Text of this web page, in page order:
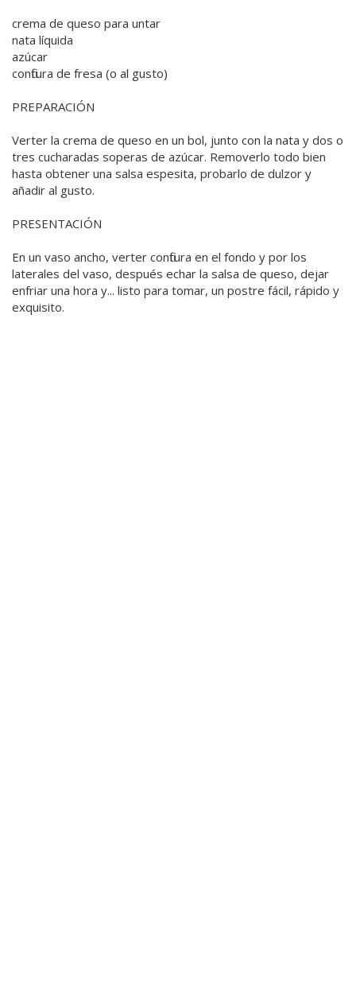
crema de queso para untar
nata líquida
azúcar
confitura de fresa (o al gusto)
PREPARACIÓN
Verter la crema de queso en un bol, junto con la nata y dos o
tres cucharadas soperas de azúcar. Removerlo todo bien
hasta obtener una salsa espesita, probarlo de dulzor y
añadir al gusto.
PRESENTACIÓN
En un vaso ancho, verter confitura en el fondo y por los
laterales del vaso, después echar la salsa de queso, dejar
enfriar una hora y... listo para tomar, un postre fácil, rápido y
exquisito.